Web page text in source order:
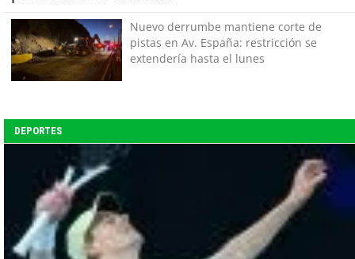
Nuevo derrumbe mantiene corte de
pistas en Av. España: restricción se
extendería hasta el lunes
DEPORTES